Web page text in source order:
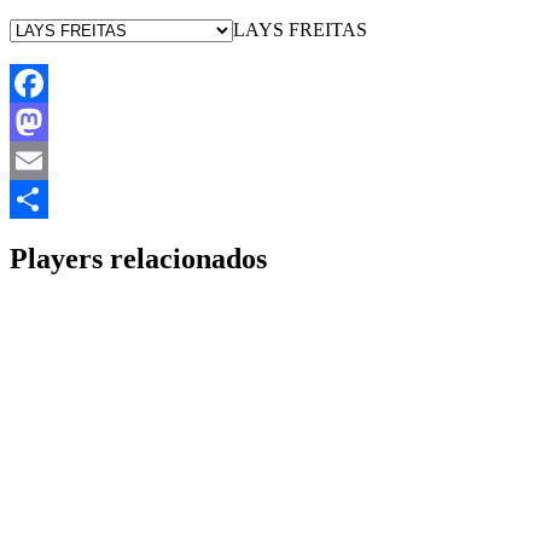
LAYS FREITAS
Facebook
Mastodon
Email
Players relacionados